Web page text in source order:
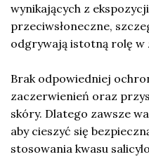
wynikających z
przeciwsłoneczne,
odgrywają istotną rolę
Brak odpowiedniej
zaczerwienień oraz
skóry. Dlatego zawsze
aby cieszyć się
stosowania kwasu